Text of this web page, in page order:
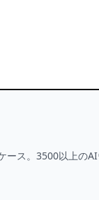
ス。3500以上の